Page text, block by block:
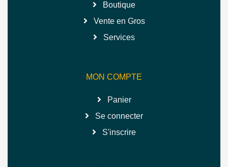
Boutique
Vente en Gros
Services
MON COMPTE
Panier
Se connecter
S'inscrire